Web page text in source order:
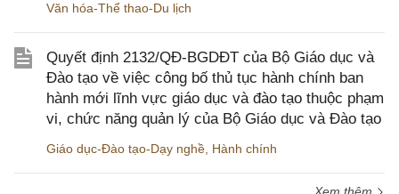
Văn hóa-Thể thao-Du lịch
Quyết định 2132/QĐ-BGDĐT của Bộ Giáo dục và
Đào tạo về việc công bố thủ tục hành chính ban
hành mới lĩnh vực giáo dục và đào tạo thuộc phạm
vi, chức năng quản lý của Bộ Giáo dục và Đào tạo
Giáo dục-Đào tạo-Dạy nghề Hành chính